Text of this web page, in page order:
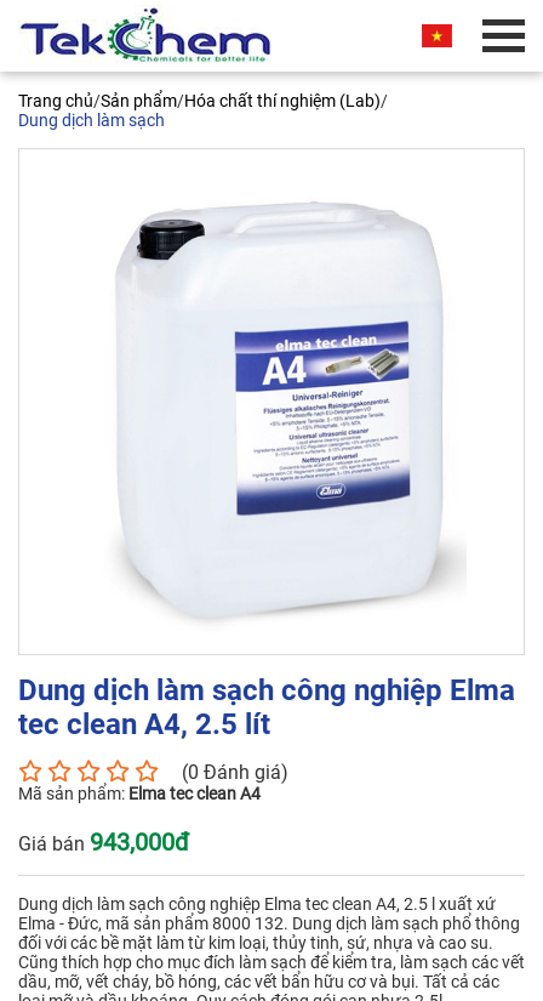
Trang chủ/Sản phẩm/Hóa chất thí nghiệm (Lab)/
Dung dịch làm sạch
Dung dịch làm sạch công nghiệp Elma
tec clean A4, 2.5 lít
(0 Đánh giá)
Mã sản phẩm: Elma tec clean A4
Giá bán 943,000đ
Dung dịch làm sạch công nghiệp Elma tec clean A4, 2.5 l xuất xứ
Elma - Đức, mã sản phẩm 8000 132. Dung dịch làm sạch phổ thông
đối với các bề mặt làm từ kim loại, thủy tinh, sứ, nhựa và cao su.
Cũng thích hợp cho mục đích làm sạch để kiểm tra, làm sạch các vết
dầu, mỡ, vết cháy, bồ hóng, các vết bẩn hữu cơ và bụi. Tất cả các
BÁO GIÁ THƯƠNG MẠI
Quý khách vui lòng nhập thông tin vào các trường
bên dưới. Chúng tôi sẽ liên hệ ngay và báo giá
chân thành cảm ơn!
Dung dịch làm sạch công nghiệp
Elma tec clean A4, 2.5 lít
Email*
Yêu cầu báo giá
GỬI